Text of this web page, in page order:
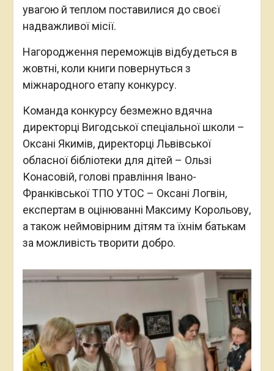
увагою й теплом поставилися до своєї
надважливої місії.
Нагородження переможців відбудеться в
жовтні, коли книги повернуться з
міжнародного етапу конкурсу.
Команда конкурсу безмежно вдячна
директорці Вигодської спеціальної школи –
Оксані Якимів, директорці Львівської
обласної бібліотеки для дітей – Ользі
Конасовій, голові правління Івано-
Франківської ТПО УТОС – Оксані Логвін,
експертам в оцінюванні Максиму Корольову,
а також неймовірним дітям та їхнім батькам
за можливість творити добро.